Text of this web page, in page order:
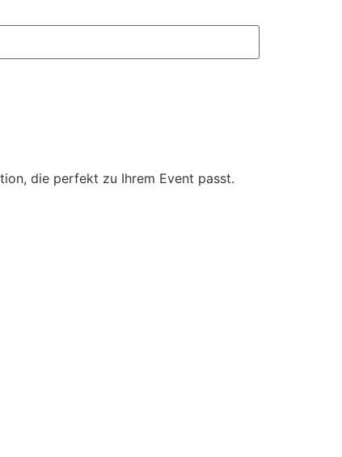
die perfekt zu Ihrem Event passt.